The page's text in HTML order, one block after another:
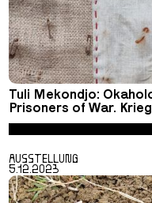
Tuli Mekondjo:
Prisoners of War.
AUSSTELLUNG
5.12.2023